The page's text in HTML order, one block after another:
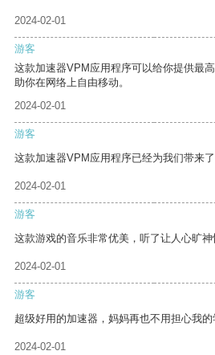
2024-02-01
游客
这款加速器VPM应用程序可以给你提供最
助你在网络上自由移动。
2024-02-01
游客
这款加速器VPM应用程序已经为我们带来了
2024-02-01
游客
这款游戏的音乐非常优美，听了让人心旷神
2024-02-01
游客
超级好用的加速器，妈妈再也不用担心我的
2024-02-01